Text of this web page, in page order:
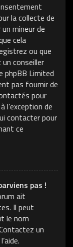
la collecte de
mineur de
cela
ou que
conseiller
phpBB Limited
pas fournir de
pour
l’exception de
contacter pour
ce
pas !
ait
Il peut
le nom
un